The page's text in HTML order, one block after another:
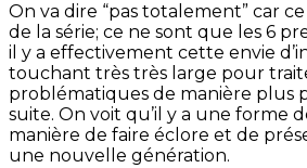
On va dire “pas totalement” car
de la série; ce ne sont que les 6
il y a effectivement cette envie
touchant très très large pour
problématiques de manière plus
suite. On voit qu’il y a une forme
manière de faire éclore et de
une nouvelle génération.